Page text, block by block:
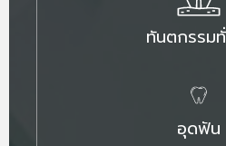
ทันตกรรม
อุดฟัน